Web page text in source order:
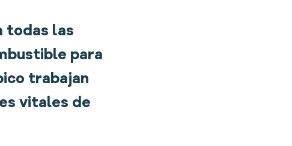
todas las
para
trabajan
vitales de